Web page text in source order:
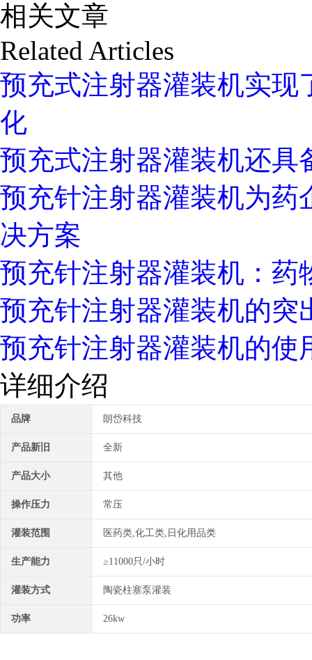
相关文章
Related Articles
预充式注射器灌装机实现
化
预充式注射器灌装机还具
预充针注射器灌装机为药
决方案
预充针注射器灌装机：药
预充针注射器灌装机的突
预充针注射器灌装机的使
详细介绍
品牌 朗岱科技
产品新旧 全新
产品大小 其他
操作压力 常压
灌装范围 医药类,化工类,日化用品类
生产能力 ≥11000只/小时
灌装方式 陶瓷柱塞泵灌装
功率 26kw